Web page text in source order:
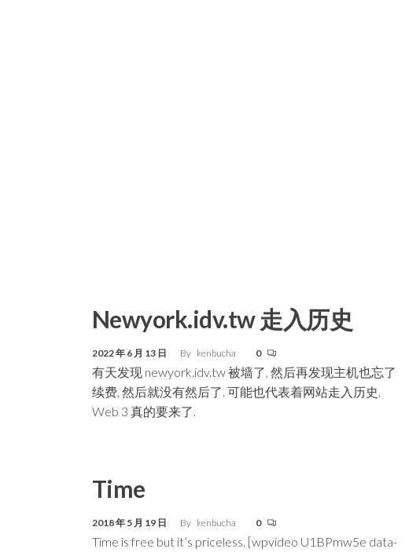
Newyork.idv.tw 走入历史
2022 年 6 月 13 日 By kenbucha 0
有天发现 newyork.idv.tw 被墙了, 然后再发现主机也忘了
续费, 然后就没有然后了. 可能也代表着网站走入历史,
Web 3 真的要来了.
Time
2018 年 5 月 19 日 By kenbucha 0
Time is free but it’s priceless. [wpvideo U1BPmw5e data-